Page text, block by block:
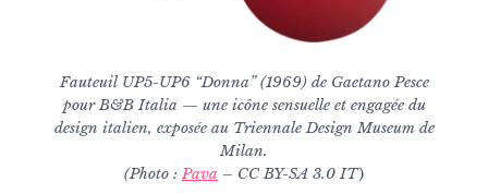
Fauteuil UP5-UP6 “Donna” (1969) de Gaetano Pesce
pour B&B Italia — une icône sensuelle et engagée du
design italien, exposée au Triennale Design Museum de
Milan.
(Photo : Pava – CC BY-SA 3.0 IT)